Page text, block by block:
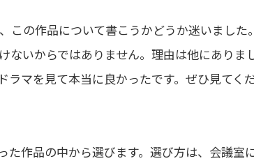
この作品について書こうかどうか迷いました
ないからではありません。理由は他にありま
ラマを見て本当に良かったです。ぜひ見てく
た作品の中から選びます。選び方は、会議室